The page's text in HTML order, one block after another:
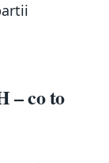
– co to